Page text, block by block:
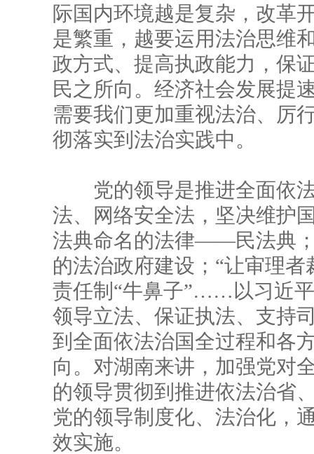
际国内环境越是复杂，改革
是繁重，越要运用法治思维
政方式、提高执政能力，保
民之所向。经济社会发展提
需要我们更加重视法治、厉
彻落实到法治实践中。
党的领导是推进全面依法
法、网络安全法，坚决维护
法典命名的法律——民法典
的法治政府建设；“让审理
责任制“牛鼻子”……以习近
领导立法、保证执法、支持
到全面依法治国全过程和各
向。对湖南来讲，加强党对
的领导贯彻到推进依法治省
党的领导制度化、法治化，
效实施。